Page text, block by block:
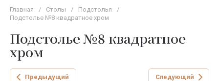
Главная / Столы / Подстолья
/
Подстолье №8 квадратное хром
Подстолье №8 квадратное
хром
Предыдущий Следующий